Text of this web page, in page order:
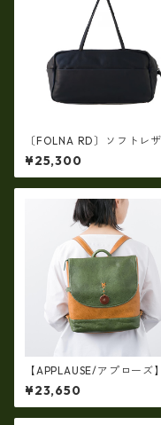
〔FOLNA RD〕ソフトレ
横型ワイドボストンバッグ
o-083306
¥25,300
【APPLAUSE/アプローズ
ザー コンビフラップ リュ
（日本製）ap-5012
¥23,650